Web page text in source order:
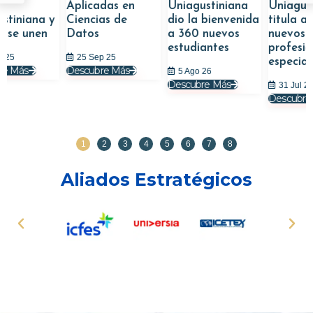
y
Aplicadas en
Ciencias de
Datos
25 Sep 25
Descubre Más
Uniagustiniana
dio la bienvenida
a 360 nuevos
estudiantes
5 Ago 26
Descubre Más
titula a 462
nuevos
31 Jul 26
Descubre Más
1 2 3 4 5 6 7 8
Aliados Estratégicos